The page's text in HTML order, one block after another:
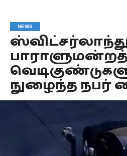
NEWS
நுழைந்த நபர்